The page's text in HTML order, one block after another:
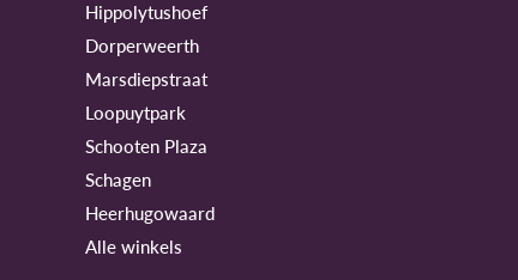
Hippolytushoef
Dorperweerth
Marsdiepstraat
Loopuytpark
Schooten Plaza
Schagen
Heerhugowaard
Alle winkels